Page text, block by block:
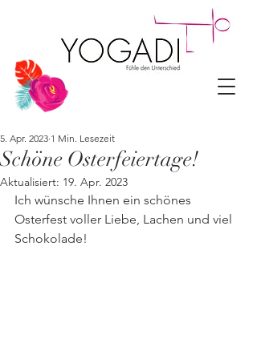
Schöne Osterfeiertage!
5. Apr. 2023 1 Min. Lesezeit
Aktualisiert: 19. Apr. 2023
Ich wünsche Ihnen ein schönes
Osterfest voller Liebe, Lachen und viel
Schokolade!